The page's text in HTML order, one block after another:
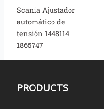
Scania Ajustador
automático de
tensión 1448114
1865747
PRODUCTS